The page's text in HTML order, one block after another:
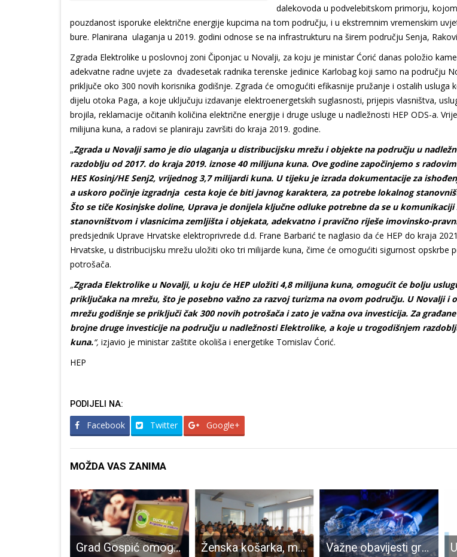
dalekovoda u podvelebitskom primorju,
pouzdanost isporuke električne energije kupcima na tom području, i u ekstremnim vremenskim
bure. Planirana ulaganja u 2019. godini odnose se na infrastrukturu na širem području Senja,
Zgrada Elektrolike u poslovnoj zoni Čiponjac u Novalji, za koju je ministar Ćorić danas položio
adekvatne radne uvjete za dvadesetak radnika terenske jedinice Karlobag koji samo na području
priključe oko 300 novih korisnika godišnje. Zgrada će omogućiti efikasnije pružanje i ostalih usluga
dijelu otoka Paga, a koje uključuju izdavanje elektroenergetskih suglasnosti, prijepis vlasništva,
brojila, reklamacije očitanih količina električne energije i druge usluge u nadležnosti HEP ODS-a.
milijuna kuna, a radovi se planiraju završiti do kraja 2019. godine.
„Zgrada u Novalji samo je dio ulaganja u distribucijsku mrežu i objekte na području u
razdoblju od 2017. do kraja 2019. iznose 40 milijuna kuna. Ove godine započinjemo s
HES Kosinj/HE Senj2, vrijednog 3,7 milijardi kuna. U tijeku je izrada dokumentacije za
a uskoro počinje izgradnja cesta koje će biti javnog karaktera, za potrebe lokalnog
Što se tiče Kosinjske doline, Uprava je donijela ključne odluke potrebne da se u
stanovništvom i vlasnicima zemljišta i objekata, adekvatno i pravično riješe imovinsko-
predsjednik Uprave Hrvatske elektroprivrede d.d. Frane Barbarić te naglasio da će HEP do kraja
Hrvatske, u distribucijsku mrežu uložiti oko tri milijarde kuna, čime će omogućiti sigurnost opskrbe
potrošača.
„Zgrada Elektrolike u Novalji, u koju će HEP uložiti 4,8 milijuna kuna, omogućit će bolju
priključaka na mrežu, što je posebno važno za razvoj turizma na ovom području. U Novalji i
mrežu godišnje se priključi čak 300 novih potrošača i zato je važna ova investicija. Za
brojne druge investicije na području u nadležnosti Elektrolike, a koje u trogodišnjem
kuna.“, izjavio je ministar zaštite okoliša i energetike Tomislav Ćorić.
HEP
PODIJELI NA:
Facebook Twitter Google+
MOŽDA VAS ZANIMA
Grad Gospić omogućio svim maturantima besplatnu edukaciju i pripreme za Državnu maturu Ženska košarka, muški rukomet i powerlifting najjači sportovi u Gospiću Važne obavijesti građanima o priključivanju na svjetlovodnu mrežu